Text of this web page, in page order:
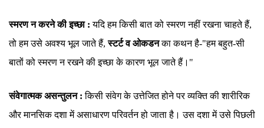
स्मरण न करने की इच्छा :यदि हम किसी बात को स्मरण नहीं रखना चाहते हैं,
तो हम उसे अवश्य भूल जाते हैं,स्टर्ट व ओकडनका कथन है-"हम बहुत-सी
बातों को स्मरण न रखने की इच्छा के कारण भूल जाते हैं।"
संवेगात्मक असन्तुलन :किसी संवेग के उत्तेजित होने पर व्यक्ति की शारीरिक
और मानसिक दशा में असाधारण परिवर्तन हो जाता है। उस दशा में उसे पिछली